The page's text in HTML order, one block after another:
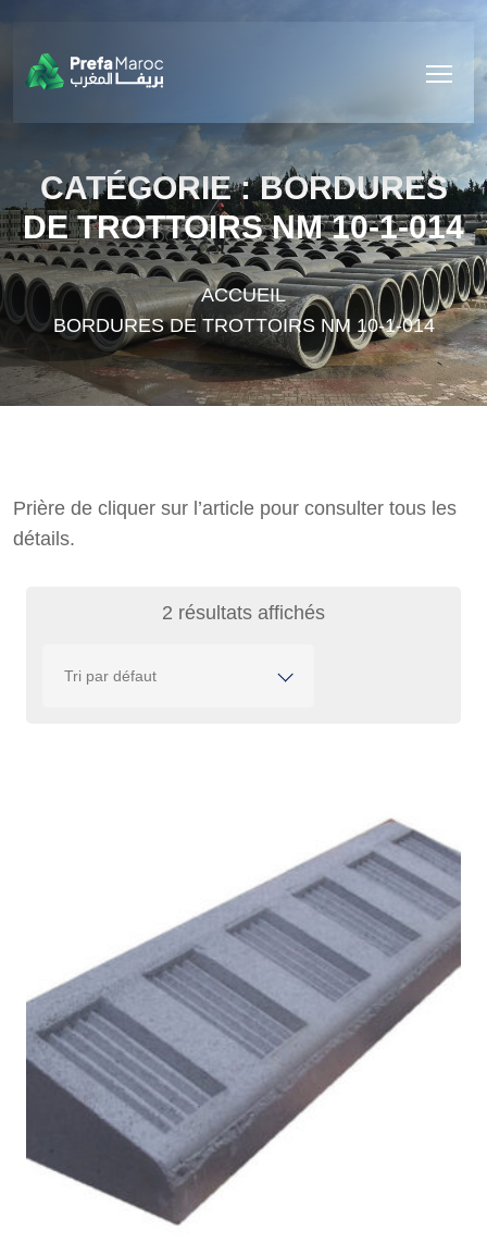
CATÉGORIE :BORDURES
DE TROTTOIRS NM 10-1-014
ACCUEIL
BORDURES DE TROTTOIRS NM 10-1-014
Prière de cliquer sur l’article pour consulter tous les
détails.
2 résultats affichés
Tri par défaut